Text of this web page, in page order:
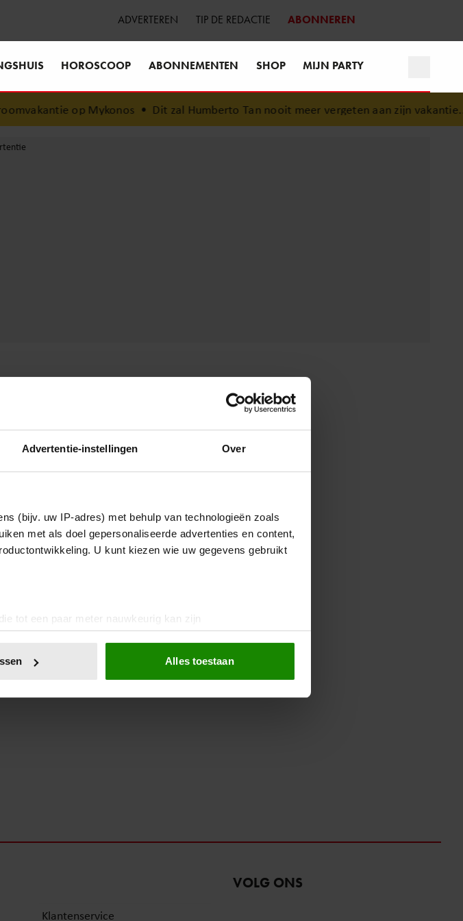
Advertentie-instellingen Over
(bijv. uw IP-adres) met behulp van technologieën zoals
met als doel gepersonaliseerde advertenties en content,
U kunt kiezen wie uw gegevens gebruikt
tot een paar meter nauwkeurig kan zijn
specifieke eigenschappen (fingerprinting)
om functies voor social media te bieden en om ons
Alles toestaan
ADVERTEREN TIP DE REDACTIE ABONNEREN
HOROSCOOP ABONNEMENTEN SHOP MIJN PARTY
op Mykonos•Dit zal Humberto Tan nooit meer vergeten aan zijn vakantie..•
Klantenservice
VOLG ONS